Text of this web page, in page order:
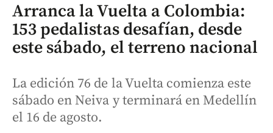
Arranca la Vuelta a Colombia:
153 pedalistas desafían, desde
este sábado, el terreno nacional
La edición 76 de la Vuelta comienza este
sábado en Neiva y terminará en Medellín
el 16 de agosto.